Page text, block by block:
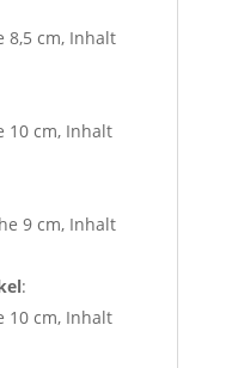
8,5 cm, Inhalt
10 cm, Inhalt
9 cm, Inhalt
:
10 cm, Inhalt